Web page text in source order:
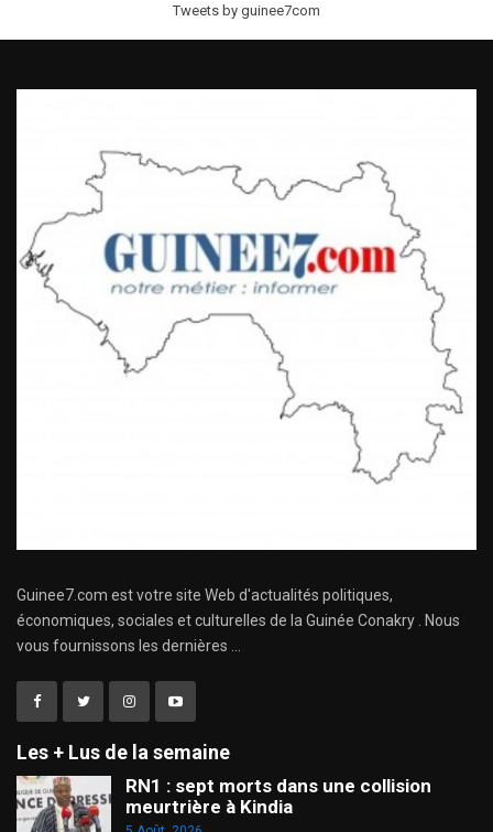
Tweets by guinee7com
Guinee7.com est votre site Web d'actualités politiques,
économiques, sociales et culturelles de la Guinée Conakry . Nous
vous fournissons les dernières ...
Les + Lus de la semaine
RN1 : sept morts dans une collision
meurtrière à Kindia